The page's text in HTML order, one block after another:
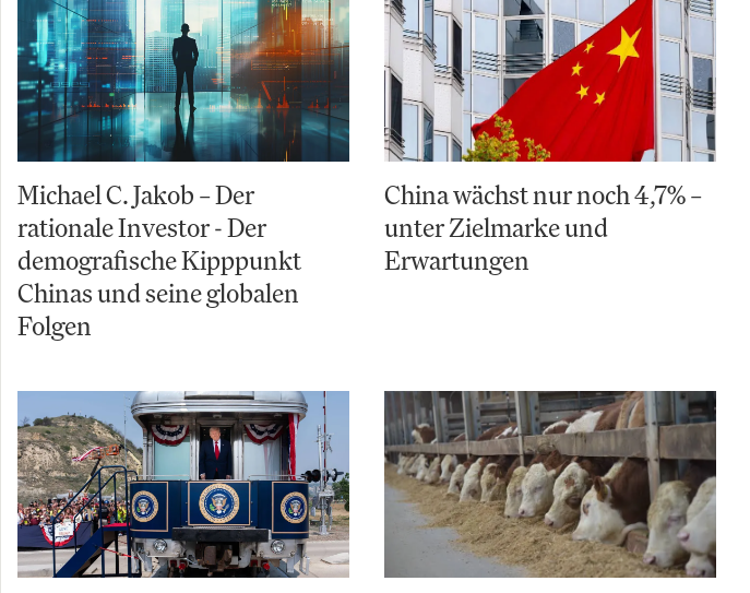
Michael C. Jakob – Der
rationale Investor - Der
demografische Kipppunkt
Chinas und seine globalen
Folgen
China wächst nur noch 4,7% –
unter Zielmarke und
Erwartungen